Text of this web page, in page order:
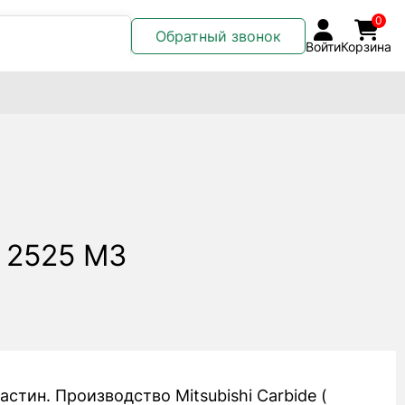
Обратный звонок
ВойтиКорзина
0
M3
Производство Mitsubishi Carbide (